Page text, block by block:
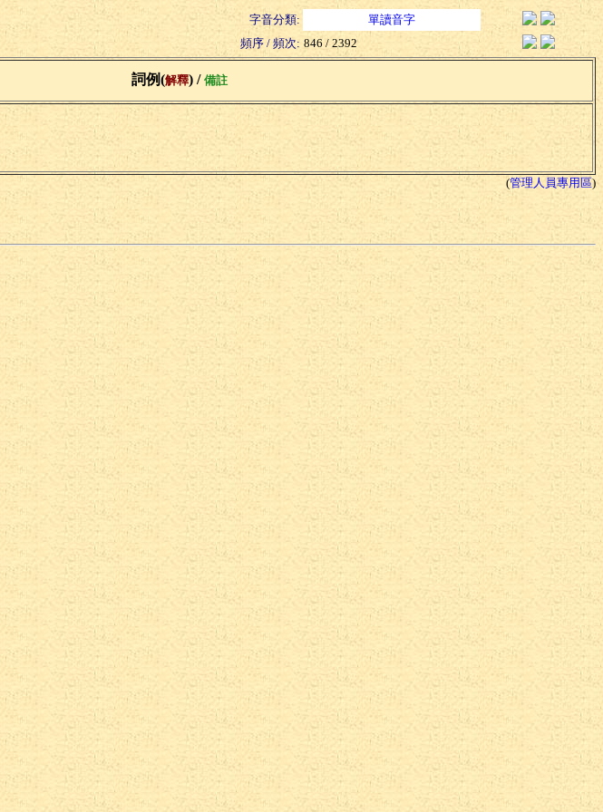
字音分類:
單讀音字
頻序 / 頻次: 846 / 2392
詞例(解釋) / 備註
(管理人員專用區)